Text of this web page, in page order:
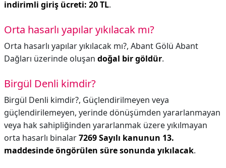
indirimli giriş ücreti: 20 TL.
Orta hasarlı yapılar yıkılacak mı?
Orta hasarlı yapılar yıkılacak mı?, Abant Gölü Abant
Dağları üzerinde oluşan doğal bir göldür.
Birgül Denli kimdir?
Birgül Denli kimdir?, Güçlendirilmeyen veya
güçlendirilemeyen, yerinde dönüşümden yararlanmayan
veya hak sahipliğinden yararlanmak üzere yıkılmayan
orta hasarlı binalar7269 Sayılı kanunun 13.
maddesinde öngörülen süre sonunda yıkılacak.